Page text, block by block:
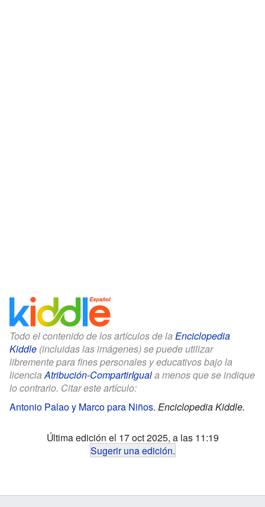
Todo el contenido de los artículos de la Enciclopedia
Kiddle (incluidas las imágenes) se puede utilizar
libremente para fines personales y educativos bajo la
licenciaAtribución-CompartirIguala menos que se indique
lo contrario. Citar este artículo:
Antonio Palao y Marco para Niños. Enciclopedia Kiddle.
Última edición el 17 oct 2025, a las 11:19
Sugerir una edición.